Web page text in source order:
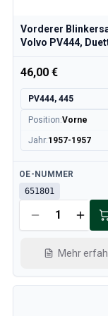
Volvo 240/260
Volvo 240/260
Volvo 740/760/780
Volvo 740/760/780
Volvo 700 Kraftstoff-/
Volvo 700 Kühlsystem
Volvo 740/760/780
Volvo 740/760/780
Volvo 700
Volvo 700 Räder/
Volvo 700
Volvo 740/760/780
Vorderer
Volvo PV444,
46,00 €
PV444, 445
Position:Vorne
Jahr:1957-1957
Verfügbar
OE-NUMMER
651801
Mehr